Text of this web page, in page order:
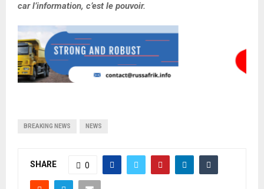
car l’information, c’est le pouvoir.
BREAKING NEWS NEWS
SHARE 0